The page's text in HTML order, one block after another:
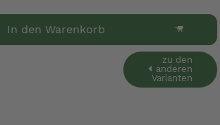
In den Warenkorb
zu den
anderen
Varianten